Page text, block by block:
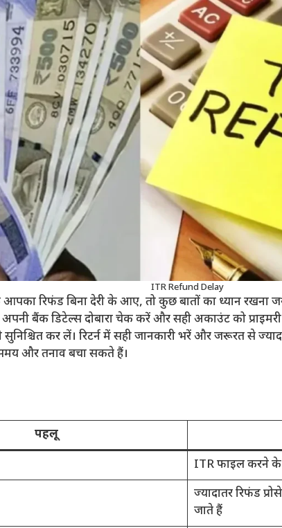
ITR Refund Delay
रिफंड बिना देरी के आए, तो कुछ बातों का ध्यान रखना
अपनी बैंक डिटेल्स दोबारा चेक करें और सही अकाउंट को
सुनिश्चित कर लें। रिटर्न में सही जानकारी भरें और जरूरत से
और तनाव बचा सकते हैं।
पहलू
ITR फाइल करने
ज्यादातर रिफंड
जाते हैं